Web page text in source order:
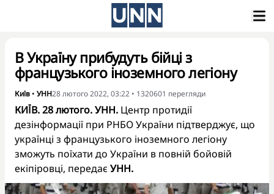
В Україну прибудуть бійці з
французького іноземного легіону
Київ • УНН28 лютого 2022, 03:22 • 1320601 перегляди
КИЇВ. 28 лютого. УНН. Центр протидії
дезінформації при РНБО України підтверджує, що
українці з французького іноземного легіону
зможуть поїхати до України в повній бойовій
екіпіровці, передає УНН.